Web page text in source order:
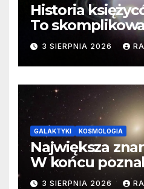
Historia
To
3 SIERPNIA 2026
GALAKTYKI KOSMOLOGIA
Największa
W końcu
faktyczne
3 SIERPNIA 2026